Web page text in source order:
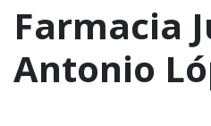
Farmacia
Antonio